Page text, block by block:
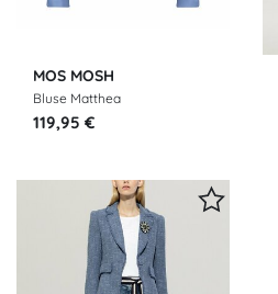
MOS MOSH
Bluse Matthea
119,95 €